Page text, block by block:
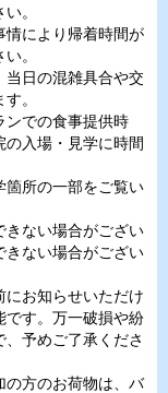
。
により帰着時間が
。
日の混雑具合や交
。
での食事提供時
入場・見学に時間
所の一部をご覧い
ない場合がござい
きない場合がござい
お知らせいただけ
です。万一破損や紛
予めご了承くださ
方のお荷物は、バ